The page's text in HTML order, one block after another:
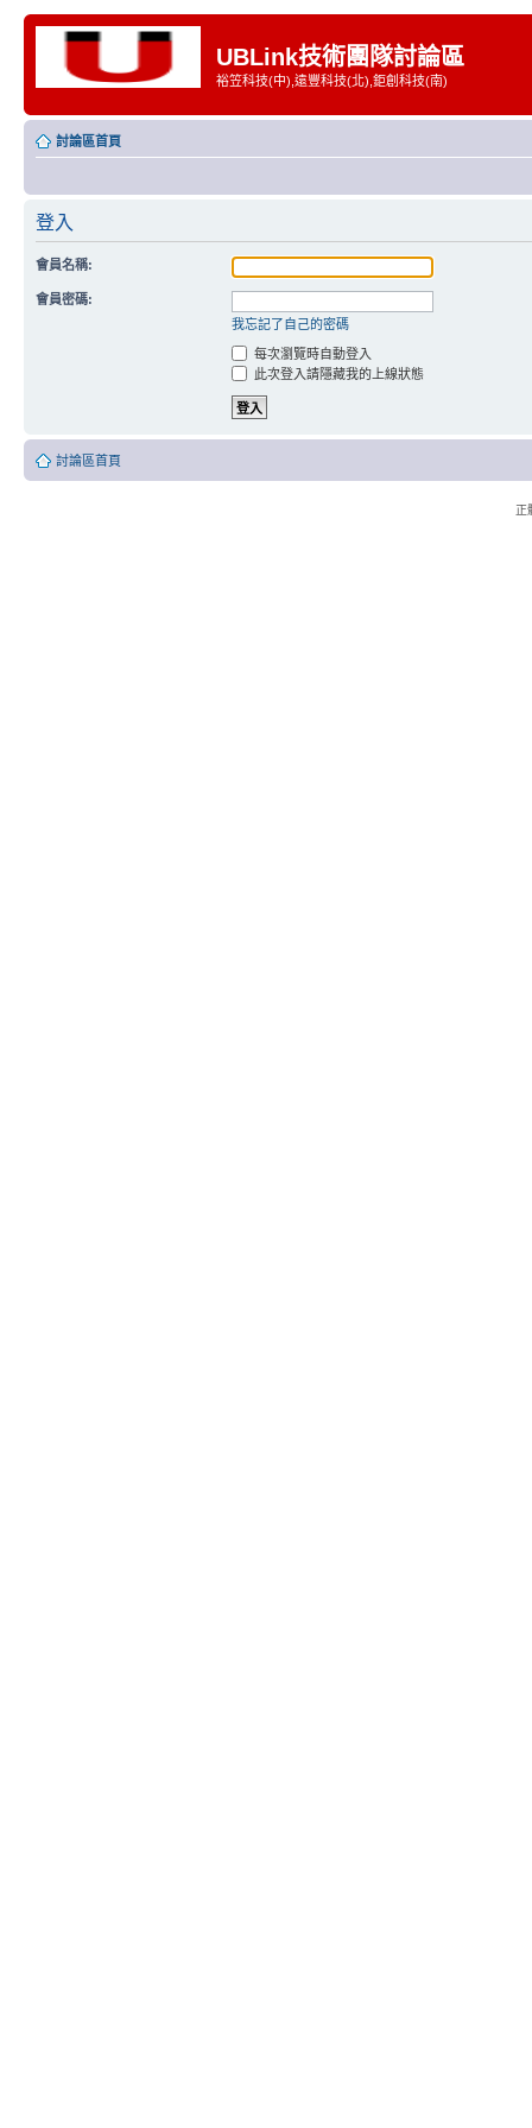
UBLink技術團隊討論區
裕笠科技(中),遠豐科技(北),鉅創科技(南)
討論區首頁
登入
會員名稱:
會員密碼:
我忘記了自己的密碼
每次瀏覽時自動登入
此次登入請隱藏我的上線狀態
討論區首頁
正